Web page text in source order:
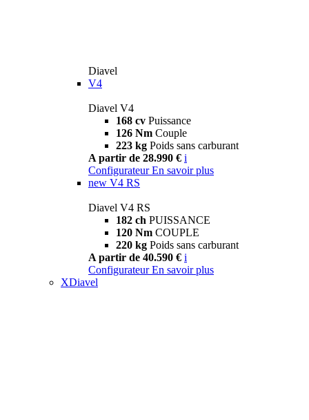
Diavel
V4
Diavel V4
168 cv Puissance
126 Nm Couple
223 kg Poids sans carburant
A partir de 28.990 € i
Configurateur En savoir plus
new V4 RS
Diavel V4 RS
182 ch PUISSANCE
120 Nm COUPLE
220 kg Poids sans carburant
A partir de 40.590 € i
Configurateur En savoir plus
XDiavel